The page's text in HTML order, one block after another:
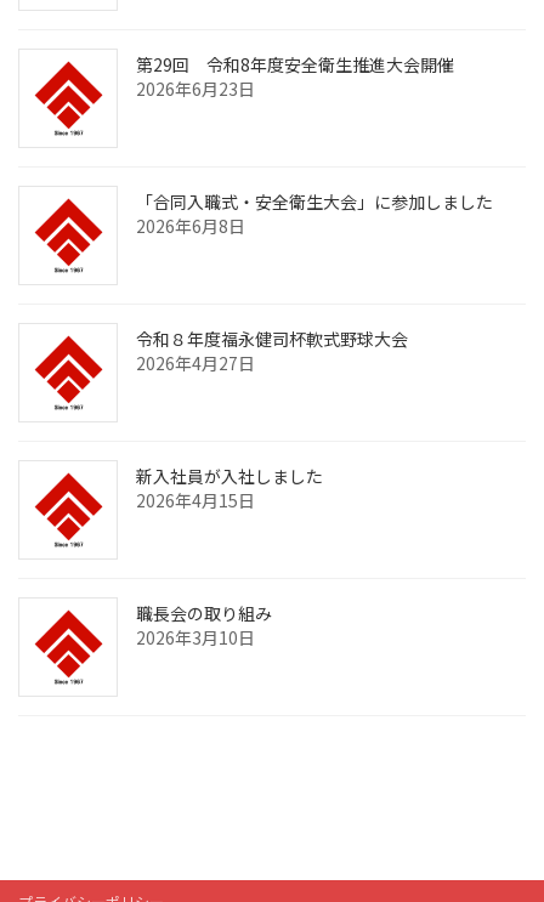
第29回 令和8年度安全衛生推進大会開催
2026年6月23日
「合同入職式・安全衛生大会」に参加しました
2026年6月8日
令和８年度福永健司杯軟式野球大会
2026年4月27日
新入社員が入社しました
2026年4月15日
職長会の取り組み
2026年3月10日